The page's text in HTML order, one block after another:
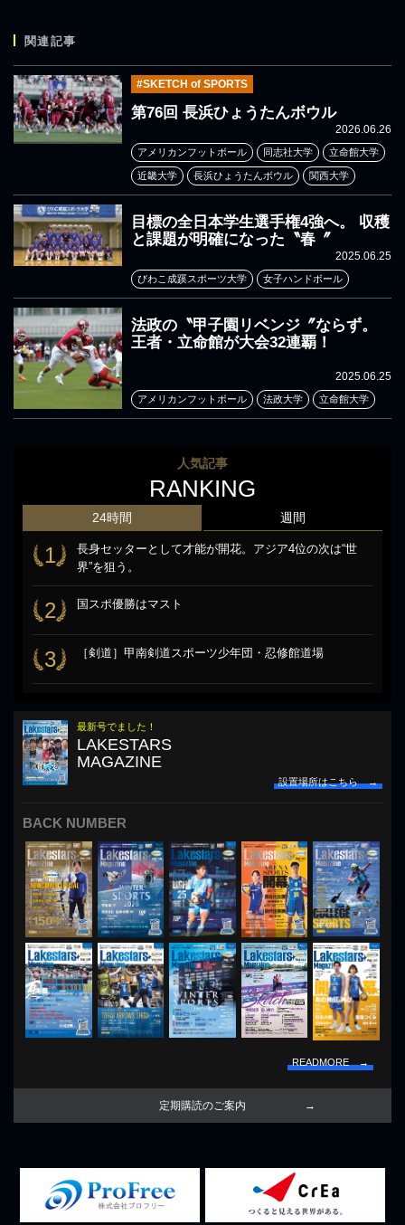
関連記事
#SKETCH of SPORTS
第76回 長浜ひょうたんボウル
2026.06.26
アメリカンフットボール 同志社大学 立命館大学
近畿大学 長浜ひょうたんボウル 関西大学
目標の全日本学生選手権4強へ。 収穫
と課題が明確になった〝春〞
2025.06.25
びわこ成蹊スポーツ大学 女子ハンドボール
法政の〝甲子園リベンジ〞ならず。
王者・立命館が大会32連覇！
2025.06.25
アメリカンフットボール 法政大学 立命館大学
人気記事
RANKING
24時間
1
長身セッターとして才能が開花。アジア4位の次は“世
界”を狙う。
2 国スポ優勝はマスト
3 ［剣道］甲南剣道スポーツ少年団・忍修館道場
週間
最新号でました！
LAKESTARS
MAGAZINE
設置場所はこちら →
BACK NUMBER
READMORE →
定期購読のご案内